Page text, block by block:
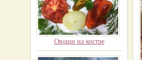
Овощи на костре